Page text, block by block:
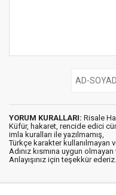
YORUM KURALLARI: Risale
Küfür, hakaret, rencide edici
imla kuralları ile yazılmamış,
Türkçe karakter kullanılmayan
Adınız kısmına uygun
Anlayışınız için teşekkür ederiz.